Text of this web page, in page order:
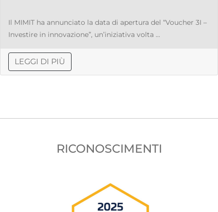
Il MIMIT ha annunciato la data di apertura del “Voucher 3I –
Investire in innovazione”, un’iniziativa volta ...
LEGGI DI PIÙ
RICONOSCIMENTI